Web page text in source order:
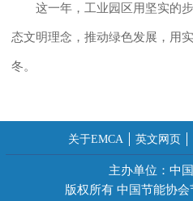
这一年，工业园区用坚实的步
态文明理念，推动绿色发展，用
冬。
关于EMCA 英文网页
主办单位：中
版权所有 中国节能协